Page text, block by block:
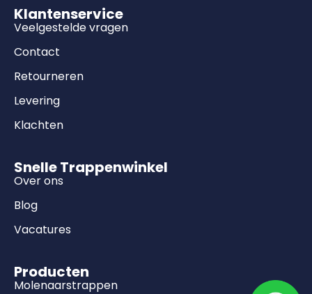
Klantenservice
Veelgestelde vragen
Contact
Retourneren
Levering
Klachten
Snelle Trappenwinkel
Over ons
Blog
Vacatures
Producten
Molenaarstrappen